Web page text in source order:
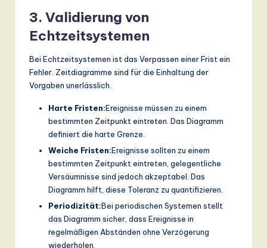
3. Validierung von
Echtzeitsystemen
Bei Echtzeitsystemen ist das Verpassen einer Frist ein
Fehler. Zeitdiagramme sind für die Einhaltung der
Vorgaben unerlässlich.
Harte Fristen:Ereignisse müssen zu einem
bestimmten Zeitpunkt eintreten. Das Diagramm
definiert die harte Grenze.
Weiche Fristen:Ereignisse sollten zu einem
bestimmten Zeitpunkt eintreten, gelegentliche
Versäumnisse sind jedoch akzeptabel. Das
Diagramm hilft, diese Toleranz zu quantifizieren.
Periodizität:Bei periodischen Systemen stellt
das Diagramm sicher, dass Ereignisse in
regelmäßigen Abständen ohne Verzögerung
wiederholen.